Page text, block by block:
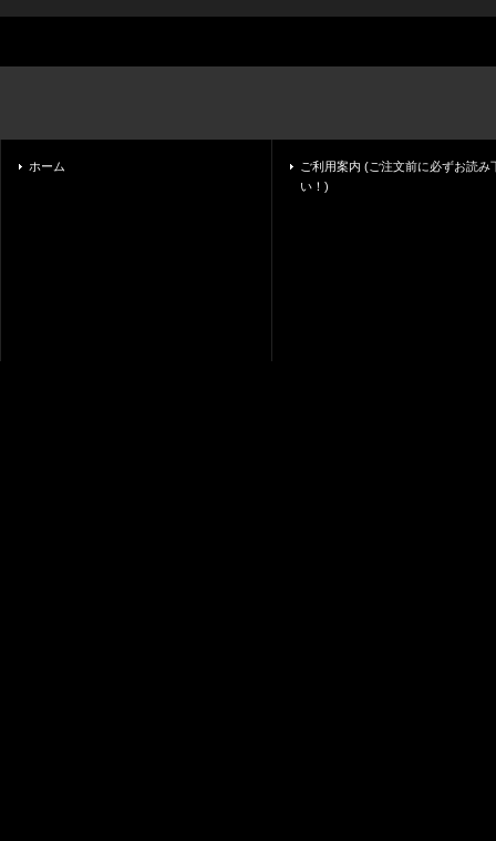
ホーム
ご利用案内 (ご注文前に必ずお読み
い！)